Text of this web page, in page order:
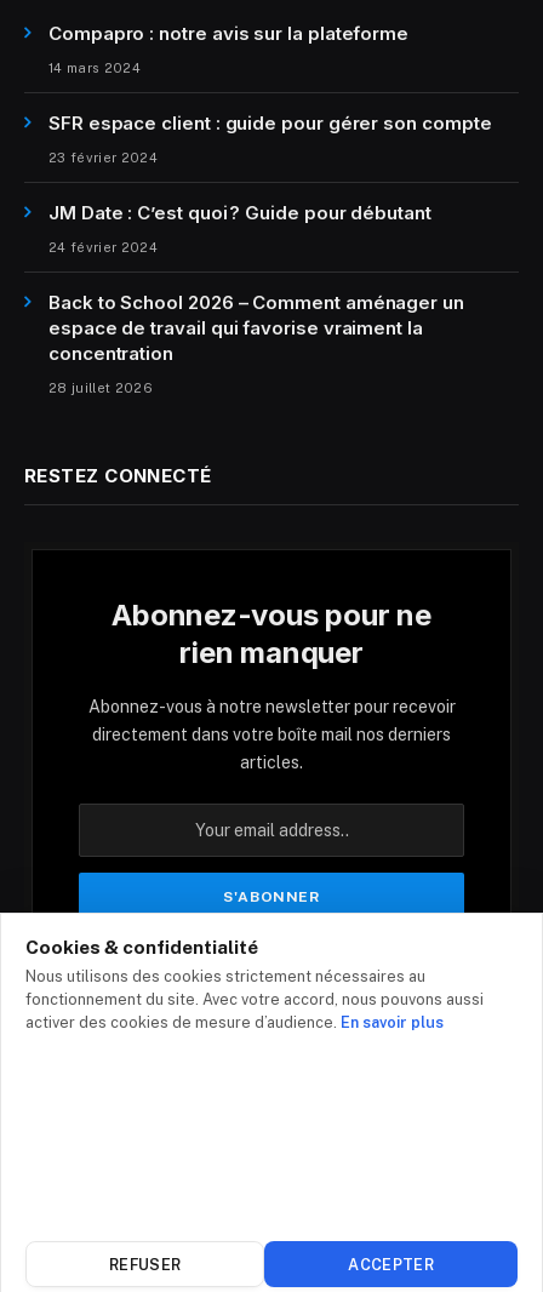
Compapro : notre avis sur la plateforme
14 mars 2024
SFR espace client : guide pour gérer son compte
23 février 2024
JM Date : C’est quoi ? Guide pour débutant
24 février 2024
Back to School 2026 – Comment aménager un
espace de travail qui favorise vraiment la
concentration
28 juillet 2026
RESTEZ CONNECTÉ
Abonnez-vous pour ne
rien manquer
Abonnez-vous à notre newsletter pour recevoir
directement dans votre boîte mail nos derniers
articles.
En vous inscrivant, vous acceptez nos conditions
et notre politique de confidentialité.
Plan du site
Cookies & confidentialité
Nous utilisons des cookies strictement nécessaires au
fonctionnement du site. Avec votre accord, nous pouvons aussi
activer des cookies de mesure d’audience. En savoir plus
REFUSER ACCEPTER